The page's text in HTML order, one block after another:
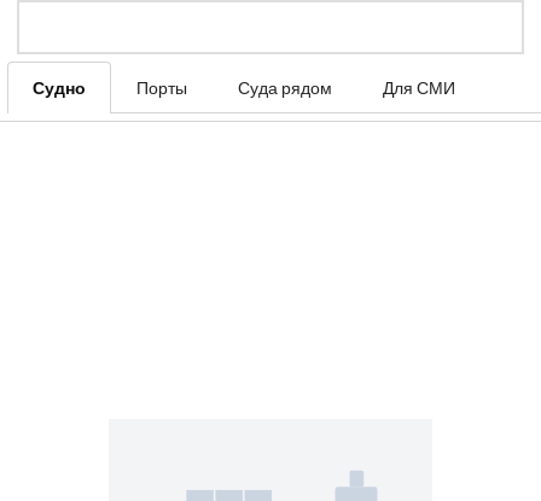
Судно Порты Суда рядом Для СМИ